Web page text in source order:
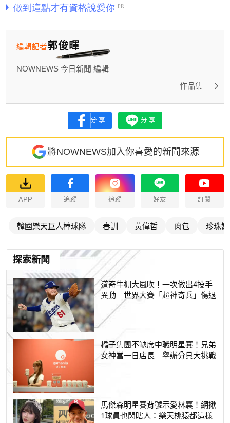
郭俊暉
編輯記者
NOWNEWS 今日新聞 編輯
作品集
分享 分享
將NOWNEWS加入你喜愛的新聞來源
APP 追蹤 追蹤 好友 訂閱
韓國樂天巨人棒球隊 春訓 黃偉哲 肉包 珍珠
探索新聞
道奇牛棚大風吹！一次做出4投手
異動 世界大賽「超神奇兵」傷退
橘子集團不缺席中職明星賽！兄弟
女神當一日店長 舉辦分貝大挑戰
馬傑森明星賽背號示愛林襄！網揪
1球員也閃瞎人：樂天桃猿都這樣